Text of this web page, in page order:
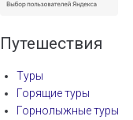
Путешествия
Туры
Горящие туры
Горнолыжные туры